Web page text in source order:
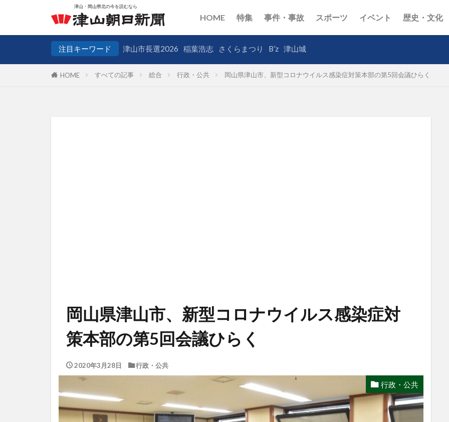
HOME 特集 事件・事故 スポーツ イベント 歴史・文化
注目キーワード 津山市長選2026 稲葉浩志 さくらまつり B’z 津山城
HOME すべての記事 総合 行政・公共 岡山県津山市、新型コロナウイルス感染症対策本部の第5回会議ひらく
岡山県津山市、新型コロナウイルス感染症対
策本部の第5回会議ひらく
2020年3月28日 行政・公共
行政・公共